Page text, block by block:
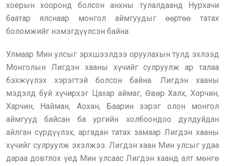
хоёрын хооронд болсон анхны тулалдаанд Нурхачи
баатар ялснаар монгол аймгуудыг өөртөө татах
боломжийг нэмэгдүүлсэн байна.
Улмаар Мин улсыг эрхшээлдээ оруулахын тулд эхлээд
Монголын Лигдэн хааны хүчийг сулруулж ар талаа
бэхжүүлэх хэрэгтэй болсон байна. Лигдэн хааны
мэдэлд буй хүчирхэг Цахар аймаг, Өвөр Халх, Хорчин,
Харчин, Найман, Аохан, Баарин зэрэг олон монгол
аймгууд байсан ба ургийн холбоондоо дулдуйдан
айлган сүрдүүлэх, аргадан татах замаар Лигдэн хааны
хүчийг сулруулж эхэлжээ. Лигдэн хаан Мин улсыг удаа
дараа довтлох үед Мин улсаас Лигдэн хаанд алт мөнгө